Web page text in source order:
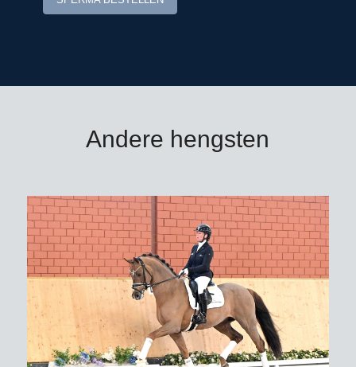
Andere hengsten